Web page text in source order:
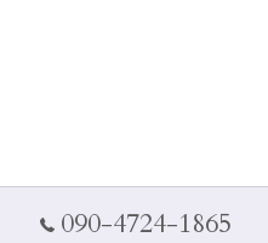
090-4724-1865